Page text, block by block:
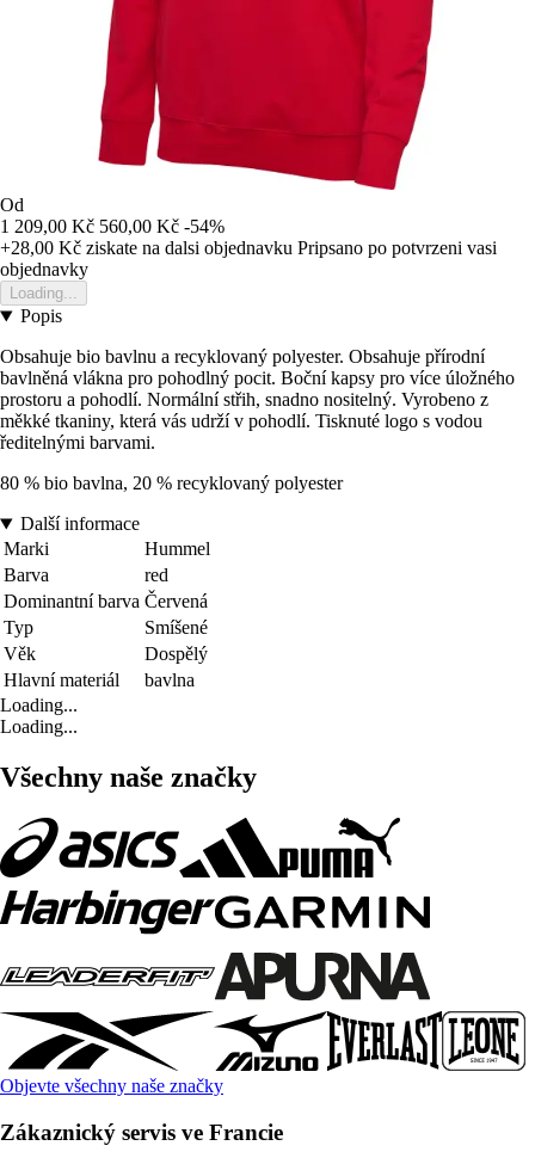
Od
1 209,00 Kč 560,00 Kč -54%
+28,00 Kč ziskate na dalsi objednavku Pripsano po potvrzeni vasi
objednavky
Loading...
Popis
Obsahuje bio bavlnu a recyklovaný polyester. Obsahuje přírodní
bavlněná vlákna pro pohodlný pocit. Boční kapsy pro více úložného
prostoru a pohodlí. Normální střih, snadno nositelný. Vyrobeno z
měkké tkaniny, která vás udrží v pohodlí. Tisknuté logo s vodou
ředitelnými barvami.
80 % bio bavlna, 20 % recyklovaný polyester
Další informace
Marki
Hummel
Barva
red
Dominantní barva Červená
Typ
Smíšené
Věk
Dospělý
Hlavní materiál
bavlna
Loading...
Loading...
Všechny naše značky
Objevte všechny naše značky
Zákaznický servis ve Francie